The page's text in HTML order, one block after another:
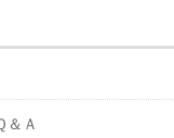
＆Ａ